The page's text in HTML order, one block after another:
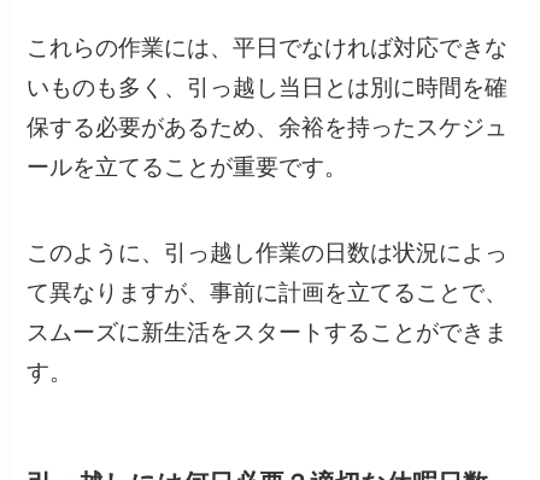
これらの作業には、平日でなければ対応できな
いものも多く、引っ越し当日とは別に時間を確
保する必要があるため、余裕を持ったスケジュ
ールを立てることが重要です。
このように、引っ越し作業の日数は状況によっ
て異なりますが、事前に計画を立てることで、
スムーズに新生活をスタートすることができま
す。